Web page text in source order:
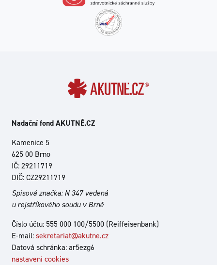
Nadační fond AKUTNĚ.CZ
Kamenice 5
625 00 Brno
IČ: 29211719
DIČ: CZ29211719
Spisová značka: N 347 vedená
u rejstříkového soudu v Brně
Číslo účtu: 555 000 100/5500 (Reiffeisenbank)
E-mail:sekretariat@akutne.cz
Datová schránka: ar5ezg6
nastavení cookies